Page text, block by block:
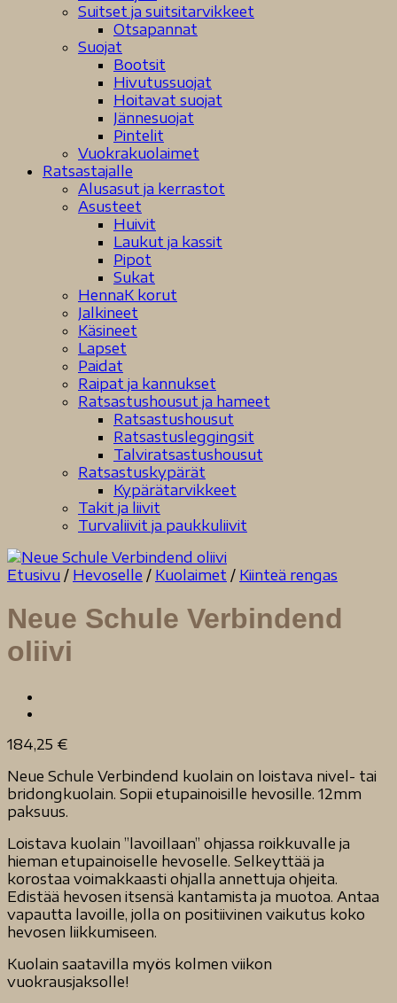
Suitset ja suitsitarvikkeet
Otsapannat
Suojat
Bootsit
Hivutussuojat
Hoitavat suojat
Jännesuojat
Pintelit
Vuokrakuolaimet
Ratsastajalle
Alusasut ja kerrastot
Asusteet
Huivit
Laukut ja kassit
Pipot
Sukat
HennaK korut
Jalkineet
Käsineet
Lapset
Paidat
Raipat ja kannukset
Ratsastushousut ja hameet
Ratsastushousut
Ratsastusleggingsit
Talviratsastushousut
Ratsastuskypärät
Kypärätarvikkeet
Takit ja liivit
Turvaliivit ja paukkuliivit
Etusivu / Hevoselle / Kuolaimet / Kiinteä rengas
Neue Schule Verbindend
oliivi
184,25 €
Neue Schule Verbindend kuolain on loistava nivel- tai
bridongkuolain. Sopii etupainoisille hevosille. 12mm
paksuus.
Loistava kuolain ”lavoillaan” ohjassa roikkuvalle ja
hieman etupainoiselle hevoselle. Selkeyttää ja
korostaa voimakkaasti ohjalla annettuja ohjeita.
Edistää hevosen itsensä kantamista ja muotoa. Antaa
vapautta lavoille, jolla on positiivinen vaikutus koko
hevosen liikkumiseen.
Kuolain saatavilla myös kolmen viikon
vuokrausjaksolle!